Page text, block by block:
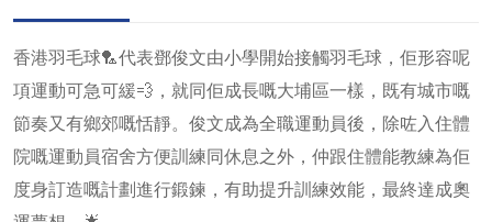
香港羽毛球🏸代表鄧俊文由小學開始接觸羽毛球，佢形容呢
項運動可急可緩💨，就同佢成長嘅大埔區一樣，既有城市嘅
節奏又有鄉郊嘅恬靜。俊文成為全職運動員後，除咗入住體
院嘅運動員宿舍方便訓練同休息之外，仲跟住體能教練為佢
度身訂造嘅計劃進行鍛鍊，有助提升訓練效能，最終達成奧